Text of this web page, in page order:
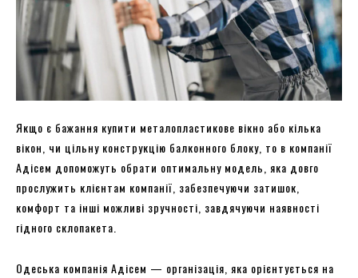
Якщо є бажання купити металопластикове вікно або кілька
вікон, чи цільну конструкцію балконного блоку, то в компанії
Адісем допоможуть обрати оптимальну модель, яка довго
прослужить клієнтам компанії, забезпечуючи затишок,
комфорт та інші можливі зручності, завдячуючи наявності
гідного склопакета.
Одеська компанія Адісем — організація, яка орієнтується на